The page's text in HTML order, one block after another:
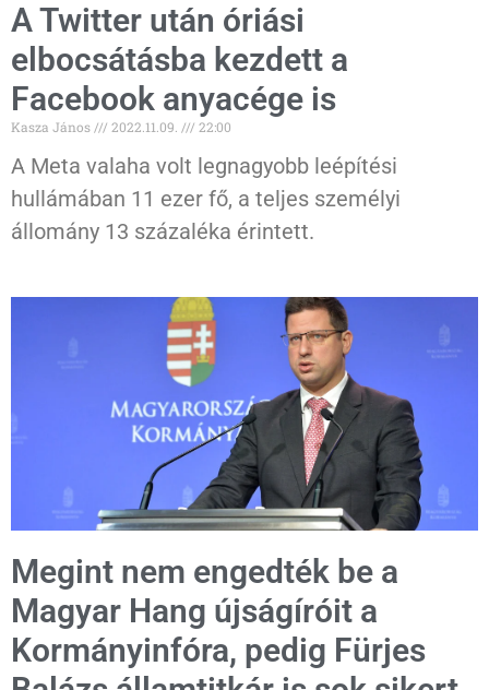
A Twitter után óriási
elbocsátásba kezdett a
Facebook anyacége is
Kasza János 2022.11.09. 22:00
A Meta valaha volt legnagyobb leépítési
hullámában 11 ezer fő, a teljes személyi
állomány 13 százaléka érintett.
Megint nem engedték be a
Magyar Hang újságíróit a
Kormányinfóra, pedig Fürjes